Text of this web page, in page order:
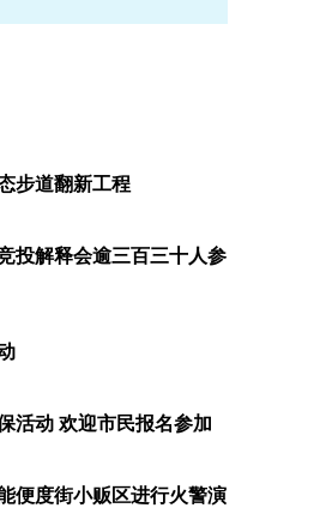
步道翻新工程
投解释会逾三百三十人参
活动 欢迎市民报名参加
便度街小贩区进行火警演